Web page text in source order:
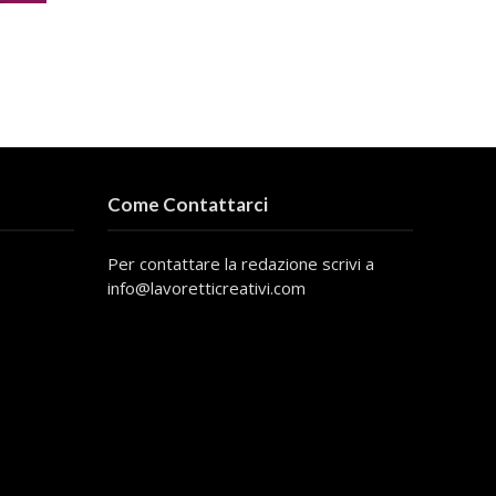
Come Contattarci
Per contattare la redazione scrivi a
info@lavoretticreativi.com